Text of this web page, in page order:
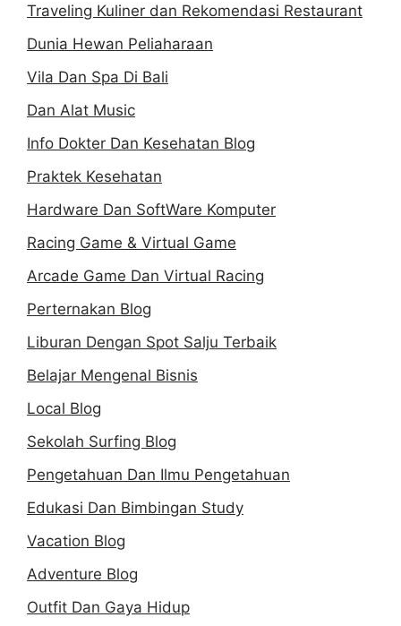
Traveling Kuliner dan Rekomendasi Restaurant
Dunia Hewan Peliaharaan
Vila Dan Spa Di Bali
Dan Alat Music
Info Dokter Dan Kesehatan Blog
Praktek Kesehatan
Hardware Dan SoftWare Komputer
Racing Game & Virtual Game
Arcade Game Dan Virtual Racing
Perternakan Blog
Liburan Dengan Spot Salju Terbaik
Belajar Mengenal Bisnis
Local Blog
Sekolah Surfing Blog
Pengetahuan Dan Ilmu Pengetahuan
Edukasi Dan Bimbingan Study
Vacation Blog
Adventure Blog
Outfit Dan Gaya Hidup